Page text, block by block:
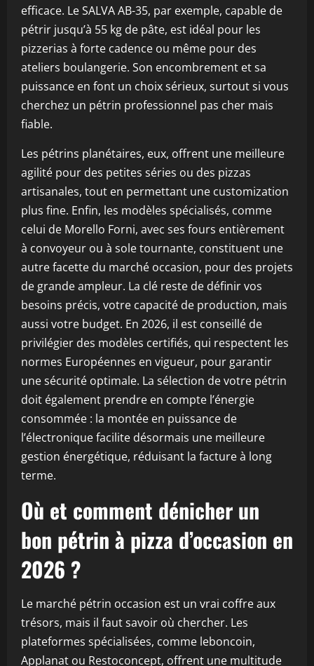
efficace. Le SALVA AB-35, par exemple, capable de
pétrir jusqu’à 55 kg de pâte, est idéal pour les
pizzerias à forte cadence ou même pour des
ateliers boulangerie. Son encombrement et sa
puissance en font un choix sérieux, surtout si vous
cherchez un pétrin professionnel pas cher mais
fiable.
Les pétrins planétaires, eux, offrent une meilleure
agilité pour des petites séries ou des pizzas
artisanales, tout en permettant une customization
plus fine. Enfin, les modèles spécialisés, comme
celui de Morello Forni, avec ses fours entièrement
à convoyeur ou à sole tournante, constituent une
autre facette du marché occasion, pour des projets
de grande ampleur. La clé reste de définir vos
besoins précis, votre capacité de production, mais
aussi votre budget. En 2026, il est conseillé de
privilégier des modèles certifiés, qui respectent les
normes Européennes en vigueur, pour garantir
une sécurité optimale. La sélection de votre pétrin
doit également prendre en compte l’énergie
consommée : la montée en puissance de
l’électronique facilite désormais une meilleure
gestion énergétique, réduisant la facture à long
terme.
Où et comment dénicher un
bon pétrin à pizza d’occasion en
2026 ?
Le marché pétrin occasion est un vrai coffre aux
trésors, mais il faut savoir où chercher. Les
plateformes spécialisées, comme leboncoin,
Applanat ou Restoconcept, offrent une multitude